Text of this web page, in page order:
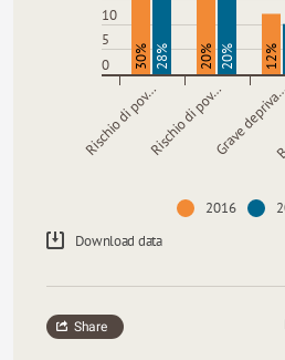
10
5
0
Rischio di pov…Rischio di pov…Grave
30% 28% 20% 20% 12%
2016
Download data
Share